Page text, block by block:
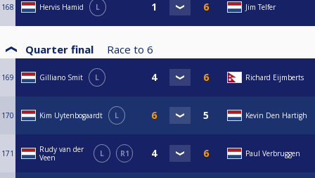
168 Hervis Hamid L Jim Telfer
Quarter final Race to 6
169 Gilliano Smit L Richard Eijmberts
170 Kim Uytenbogaardt L Kevin Den Hartigh
171
Rudy van der
Veen
L R1 Paul Verbruggen